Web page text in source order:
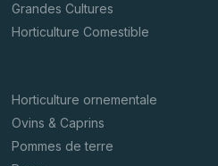
Grandes Cultures
Horticulture Comestible
Horticulture ornementale
Ovins & Caprins
Pommes de terre